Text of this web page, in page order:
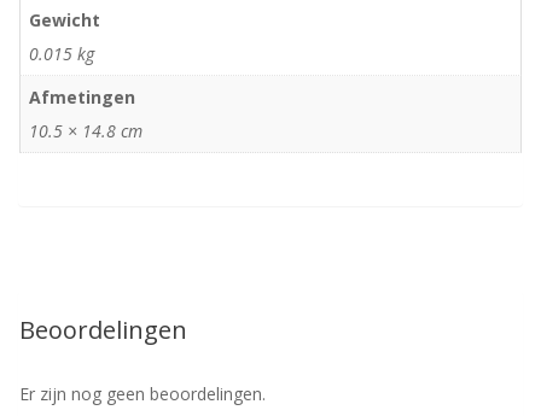
Gewicht
0.015 kg
Afmetingen
10.5 × 14.8 cm
Beoordelingen
Er zijn nog geen beoordelingen.